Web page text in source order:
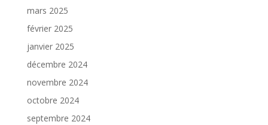
mars 2025
février 2025
janvier 2025
décembre 2024
novembre 2024
octobre 2024
septembre 2024